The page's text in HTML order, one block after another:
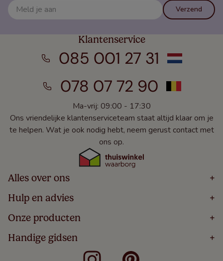
Verzend
Klantenservice
085 001 27 31
078 07 72 90
Ma-vrij: 09:00 - 17:30
Ons vriendelijke klantenserviceteam staat altijd klaar om je
te helpen. Wat je ook nodig hebt, neem gerust contact met
ons op.
Alles over ons +
Home
Over
Bestellen
Winacties
Hulp en advies +
Volg Je Bestelling
Levering
5 Jaar Garantie
Algemene Voorwaarden
Onze producten +
Houten Jaloezieën
Rolgordijnen
Handige gidsen +
Meten Voor Raamdecoratie